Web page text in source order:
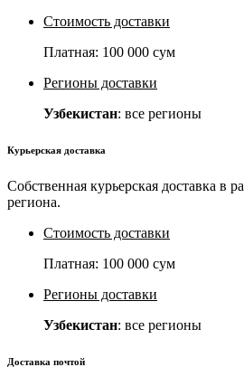
Стоимость доставки
Платная: 100 000 сум
Регионы доставки
Узбекистан: все регионы
Курьерская доставка
Собственная курьерская доставка в
региона.
Стоимость доставки
Платная: 100 000 сум
Регионы доставки
Узбекистан: все регионы
Доставка почтой